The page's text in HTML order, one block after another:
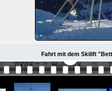
Fahrt mit dem Skilift